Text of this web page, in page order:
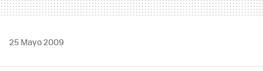
25 Mayo 2009